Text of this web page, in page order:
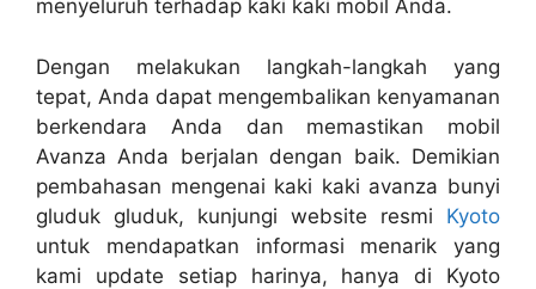
menyeluruh terhadap kaki kaki mobil Anda.
Dengan melakukan langkah-langkah yang
tepat, Anda dapat mengembalikan kenyamanan
berkendara Anda dan memastikan mobil
Avanza Anda berjalan dengan baik. Demikian
pembahasan mengenai kaki kaki avanza bunyi
gluduk gluduk, kunjungi website resmi Kyoto
untuk mendapatkan informasi menarik yang
kami update setiap harinya, hanya di Kyoto